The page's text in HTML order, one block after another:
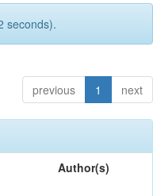
seconds).
previous 1 next
Author(s)